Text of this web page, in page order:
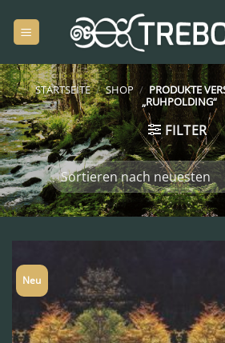
Inhalt
springen
STARTSEITE / SHOP / PRODUKTE
„RUHPOLDING“
FILTER
Neu